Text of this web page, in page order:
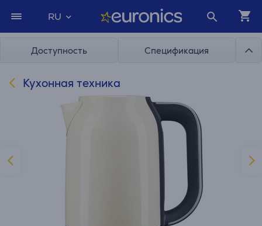
RU
Доступность Спецификация
Кухонная техника